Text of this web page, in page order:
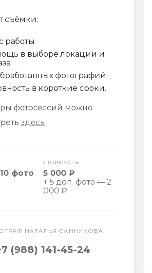
съёмки:
работы
в выборе локации и
фотографий
в короткие сроки.
фотосессий можно
здесь
фото
СТОИМОСТЬ
5 000 ₽
+ 5 доп. фото — 2
000 ₽
НАТАЛЬЯ САННИКОВА
(988) 141-45-24